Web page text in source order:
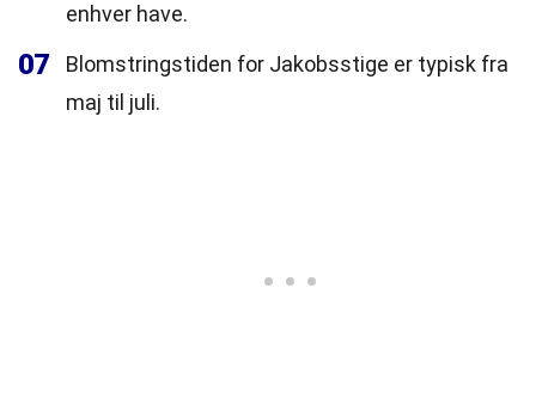
enhver have.
07
Blomstringstiden for Jakobsstige er typisk fra
maj til juli.